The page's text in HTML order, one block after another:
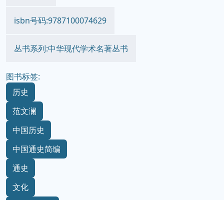
isbn号码:9787100074629
丛书系列:中华现代学术名著丛书
图书标签:
历史
范文澜
中国历史
中国通史简编
通史
文化